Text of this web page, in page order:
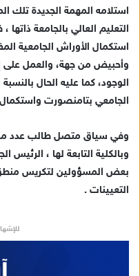
استلامه المهمة الجديدة
التعليم العالي بالجامعة
استكمال الأوراش الجامعية
وأحبيض من جهة، والعمل على
الوجود، كما عليه الحال
الجامعي بتامنصورت
وفي سياق متصل طالب عدد من
وبالكلية التابعة لها ،
بعض المسؤولين لتكريس
التعيينات .